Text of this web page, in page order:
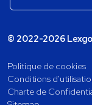
© 2022-2026
Politique de cookies
Conditions
Charte de